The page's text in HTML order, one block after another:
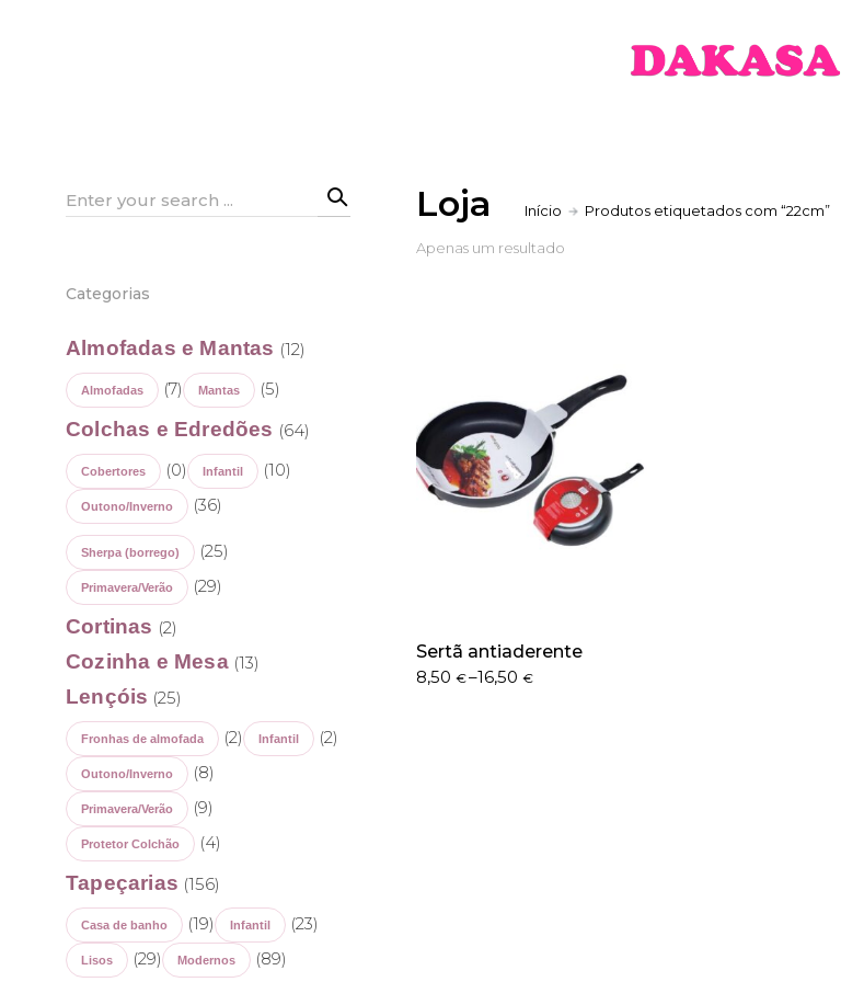
Loja Início Produtos etiquetados com “22cm”
Apenas um resultado
Sertã antiaderente
8,50 €–16,50€
Price
Search
Categorias
Almofadas e Mantas (12)
Almofadas (7) Mantas (5)
Colchas e Edredões (64)
Cobertores (0) Infantil (10)
Outono/Inverno (36)
Sherpa (borrego) (25)
Primavera/Verão (29)
Cortinas (2)
Cozinha e Mesa (13)
Lençóis (25)
Fronhas de almofada (2) Infantil (2)
Outono/Inverno (8)
Primavera/Verão (9)
Protetor Colchão (4)
Tapeçarias (156)
Casa de banho (19) Infantil (23)
Lisos (29) Modernos (89)